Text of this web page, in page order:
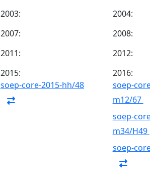
2003: 2004:
2007: 2008:
2011: 2012:
2015:
soep-core-2015-hh/48
2016:
soep-
m12/67
soep-
m34/H49
soep-